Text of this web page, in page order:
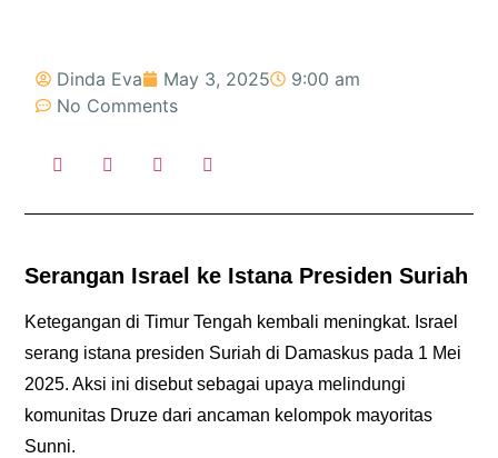
Dinda Eva May 3, 2025
9:00 am
No Comments
Serangan Israel ke Istana Presiden Suriah
Ketegangan di Timur Tengah kembali meningkat. Israel
serang istana presiden Suriah di Damaskus pada 1 Mei
2025. Aksi ini disebut sebagai upaya melindungi
komunitas Druze dari ancaman kelompok mayoritas
Sunni.